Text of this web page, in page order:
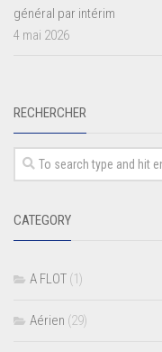
général par intérim
4 mai 2026
RECHERCHER
CATEGORY
A FLOT (1)
Aérien (29)